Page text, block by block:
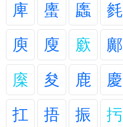
庳
螷 蠯 毵
庾
廋 廞 鄺
庺
夋 鹿 慶
扛
捂 振 扝